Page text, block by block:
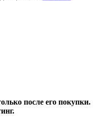
после его покупки.